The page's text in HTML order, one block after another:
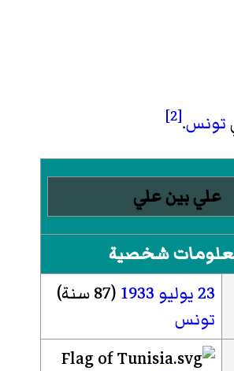
تونس.
[2]
علي بين علي
شخصية
23 يوليو 1933 (87 سنة)
تونس